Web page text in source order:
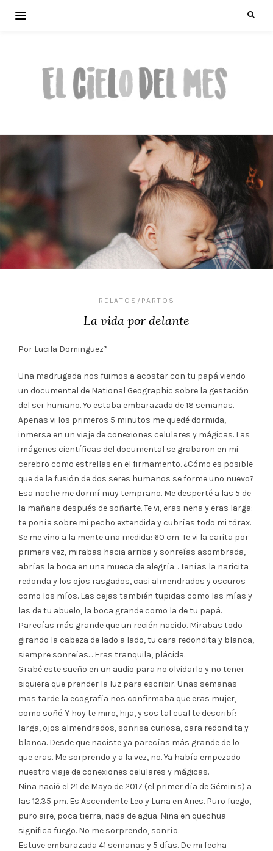
RELATOS/PARTOS
La vida por delante
Por Lucila Dominguez*
Una madrugada nos fuimos a acostar con tu papá viendo
un documental de National Geographic sobre la gestación
del ser humano. Yo estaba embarazada de 18 semanas.
Apenas vi los primeros 5 minutos me quedé dormida,
inmersa en un viaje de conexiones celulares y mágicas. Las
imágenes científicas del documental se grabaron en mi
cerebro como estrellas en el firmamento. ¿Cómo es posible
que de la fusión de dos seres humanos se forme uno nuevo?
Esa noche me dormí muy temprano. Me desperté a las 5 de
la mañana después de soñarte. Te vi, eras nena y eras larga:
te ponía sobre mi pecho extendida y cubrías todo mi tórax.
Se me vino a la mente una medida: 60 cm. Te vi la carita por
primera vez, mirabas hacia arriba y sonreías asombrada,
abrías la boca en una mueca de alegría… Tenías la naricita
redonda y los ojos rasgados, casi almendrados y oscuros
como los míos. Las cejas también tupidas como las mías y
las de tu abuelo, la boca grande como la de tu papá.
Parecías más grande que un recién nacido. Mirabas todo
girando la cabeza de lado a lado, tu cara redondita y blanca,
siempre sonreías… Eras tranquila, plácida.
Grabé este sueño en un audio para no olvidarlo y no tener
siquiera que prender la luz para escribir. Unas semanas
mas tarde la ecografía nos confirmaba que eras mujer,
como soñé. Y hoy te miro, hija, y sos tal cual te describí:
larga, ojos almendrados, sonrisa curiosa, cara redondita y
blanca. Desde que naciste ya parecías más grande de lo
que eras. Me sorprendo y a la vez, no. Ya había empezado
nuestro viaje de conexiones celulares y mágicas.
Nina nació el 21 de Mayo de 2017 (el primer día de Géminis) a
las 12.35 pm. Es Ascendente Leo y Luna en Aries. Puro fuego,
puro aire, poca tierra, nada de agua. Nina en quechua
significa fuego. No me sorprendo, sonrío.
Estuve embarazada 41 semanas y 5 días. De mi fecha